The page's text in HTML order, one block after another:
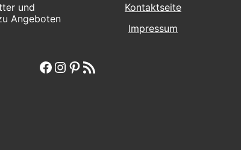
und
Angeboten
Kontaktseite
Impressum
Facebook Instagram Pinterest RSS-Feed